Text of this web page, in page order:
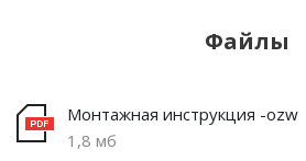
Файлы
Монтажная инструкция -ozw
1,8 мб